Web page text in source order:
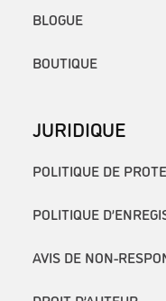
BLOGUE
BOUTIQUE
JURIDIQUE
POLITIQUE DE
POLITIQUE
AVIS DE NON-